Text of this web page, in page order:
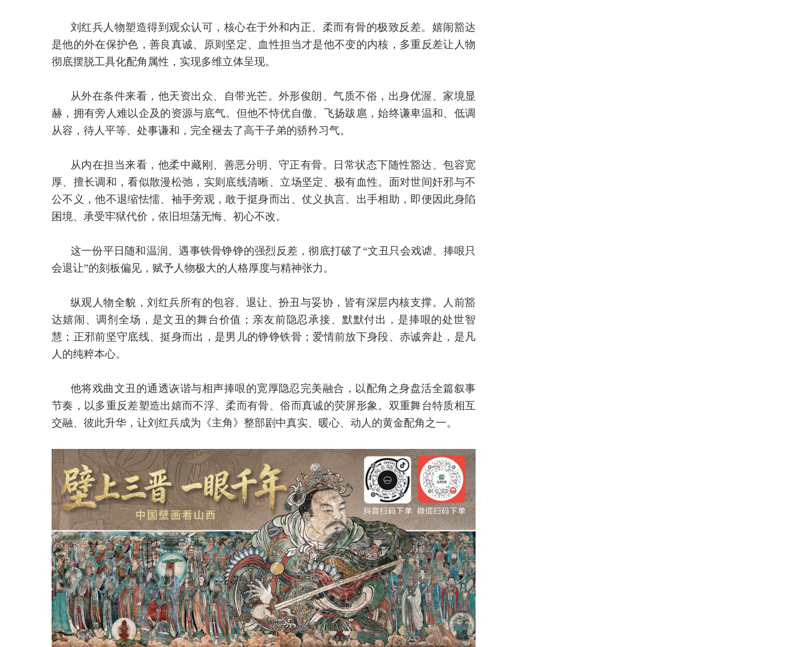
刘红兵人物塑造得到观众认可，核心在于外和内正、柔而有骨的极致反差。嬉闹豁达
是他的外在保护色，善良真诚、原则坚定、血性担当才是他不变的内核，多重反差让人物
彻底摆脱工具化配角属性，实现多维立体呈现。
从外在条件来看，他天资出众、自带光芒。外形俊朗、气质不俗，出身优渥、家境显
赫，拥有旁人难以企及的资源与底气。但他不恃优自傲、飞扬跋扈，始终谦卑温和、低调
从容，待人平等、处事谦和，完全褪去了高干子弟的骄矜习气。
从内在担当来看，他柔中藏刚、善恶分明、守正有骨。日常状态下随性豁达、包容宽
厚、擅长调和，看似散漫松弛，实则底线清晰、立场坚定、极有血性。面对世间奸邪与不
公不义，他不退缩怯懦、袖手旁观，敢于挺身而出、仗义执言、出手相助，即便因此身陷
困境、承受牢狱代价，依旧坦荡无悔、初心不改。
这一份平日随和温润、遇事铁骨铮铮的强烈反差，彻底打破了“文丑只会戏谑、捧哏只
会退让”的刻板偏见，赋予人物极大的人格厚度与精神张力。
纵观人物全貌，刘红兵所有的包容、退让、扮丑与妥协，皆有深层内核支撑。人前豁
达嬉闹、调剂全场，是文丑的舞台价值；亲友前隐忍承接、默默付出，是捧哏的处世智
慧；正邪前坚守底线、挺身而出，是男儿的铮铮铁骨；爱情前放下身段、赤诚奔赴，是凡
人的纯粹本心。
他将戏曲文丑的通透诙谐与相声捧哏的宽厚隐忍完美融合，以配角之身盘活全篇叙事
节奏，以多重反差塑造出嬉而不浮、柔而有骨、俗而真诚的荧屏形象。双重舞台特质相互
交融、彼此升华，让刘红兵成为《主角》整部剧中真实、暖心、动人的黄金配角之一。